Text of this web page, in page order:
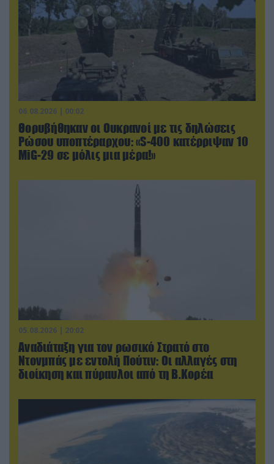
06.08.2026 | 00:02
Θορυβήθηκαν οι Ουκρανοί με τις δηλώσεις
Ρώσου υποπτέραρχου: «S-400 κατέρριψαν 10
MiG-29 σε μόλις μια μέρα!»
05.08.2026 | 20:02
Αναδιάταξη για τον ρωσικό Στρατό στο
Ντονμπάς με εντολή Πούτιν: Οι αλλαγές στη
διοίκηση και πύραυλοι από τη Β.Κορέα